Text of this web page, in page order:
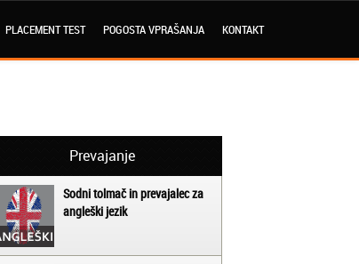
PLACEMENT TEST POGOSTA VPRAŠANJA KONTAKT
Prevajanje
Sodni tolmač in prevajalec za
angleški jezik